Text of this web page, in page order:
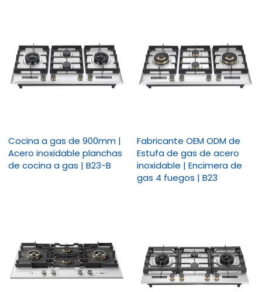
Cocina a gas de 900mm |
Acero inoxidable planchas
de cocina a gas | B23-B
Fabricante OEM ODM de
Estufa de gas de acero
inoxidable | Encimera de
gas 4 fuegos | B23